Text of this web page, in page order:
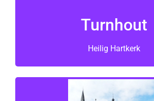
Turnhout
Heilig Hartkerk
Hier is het